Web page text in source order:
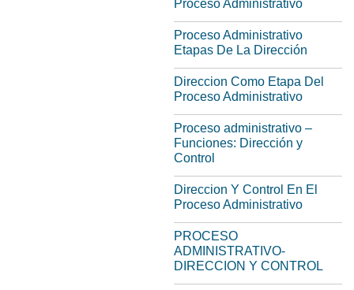
Proceso Administrativo
Proceso Administrativo
Etapas De La Dirección
Direccion Como Etapa Del
Proceso Administrativo
Proceso administrativo –
Funciones: Dirección y
Control
Direccion Y Control En El
Proceso Administrativo
PROCESO
ADMINISTRATIVO-
DIRECCION Y CONTROL